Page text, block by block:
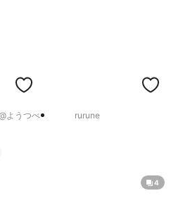
ようつべ
rurune
4